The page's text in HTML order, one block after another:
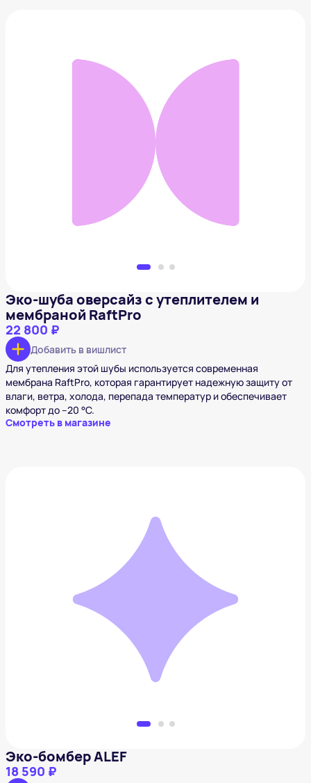
Эко-шуба оверсайз с утеплителем и мембраной
RaftPro
22 800 ₽
Добавить в вишлист
Эко-шуба оверсайз с утеплителем и
мембраной RaftPro
22 800 ₽
Добавить в вишлист
Для утепления этой шубы используется современная
мембрана RaftPro, которая гарантирует надежную защиту от
влаги, ветра, холода, перепада температур и обеспечивает
комфорт до –20 °C.
Смотреть в магазине
Добавить в вишлист
Эко-бомбер ALEF
18 590 ₽